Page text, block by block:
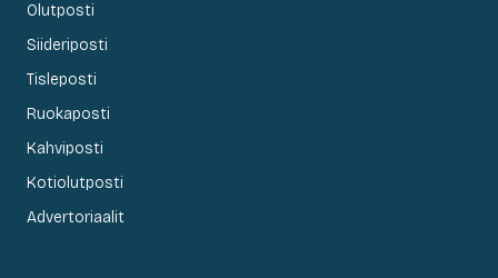
Olutposti
Siideriposti
Tisleposti
Ruokaposti
Kahviposti
Kotiolutposti
Advertoriaalit